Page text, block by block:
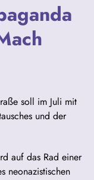
soll im Juli mit
und der
auf das Rad einer
neonazistischen